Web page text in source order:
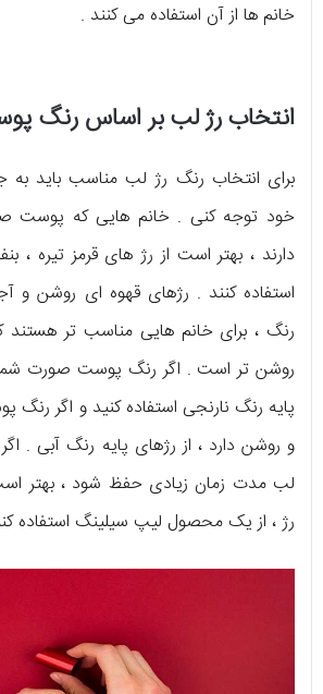
خانم ها از آن استفاده می کنند .
انتخاب رژ لب بر اساس رنگ
برای انتخاب رنگ رژ لب مناسب باید
خود توجه کنی . خانم هایی که پوست
دارند ، بهتر است از رژ های قرمز تیره ،
استفاده کنند . رژهای قهوه ای روشن و
رنگ ، برای خانم هایی مناسب تر
روشن تر است . اگر رنگ پوست صورت
پایه رنگ نارنجی استفاده کنید و اگر
و روشن دارد ، از رژهای پایه رنگ آبی .
لب مدت زمان زیادی حفظ شود ، بهتر
رژ ، از یک محصول لیپ سیلینگ استفاده